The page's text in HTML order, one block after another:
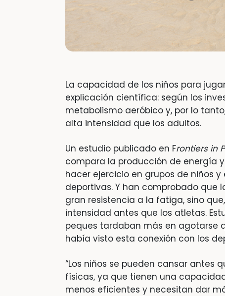
La capacidad de los niños para
explicación científica: según los
metabolismo aeróbico y, por lo
alta intensidad que los adultos.
Un estudio publicado en Frontiers in
compara la producción de energía
hacer ejercicio en grupos de niños
deportivas. Y han comprobado que
gran resistencia a la fatiga, sino
intensidad antes que los atletas.
peques tardaban más en agotarse
había visto esta conexión con los
“Los niños se pueden cansar antes
físicas, ya que tienen una
menos eficientes y necesitan dar